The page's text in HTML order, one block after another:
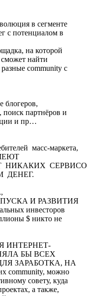
в сегменте
с потенциалом в
на которой
найти
community с
блогеров,
поиск партнёров и
и пр…
масс-маркета,
ДЕНЕГ.
И РАЗВИТИЯ
инвесторов
$ никто не
ИНТЕРНЕТ-
БЫ ВСЕХ
ЗАРАБОТКА, НА
community, можно
совету, куда
а также,